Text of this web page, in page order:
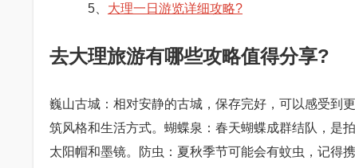
5、 大理一日游览详细攻略?
去大理旅游有哪些攻略值得分享?
巍山古城：相对安静的古城，保存完好，可以感受到
筑风格和生活方式。蝴蝶泉：春天蝴蝶成群结队，是
太阳帽和墨镜。防虫：夏秋季节可能会有蚊虫，记得携